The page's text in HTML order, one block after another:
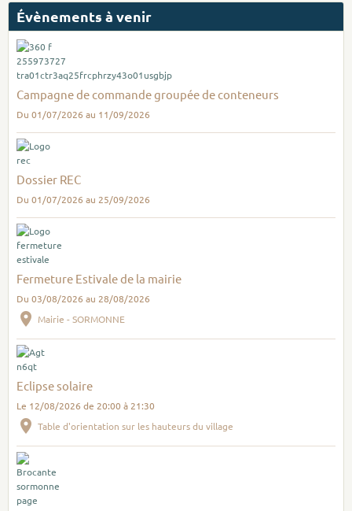
Évènements à venir
Campagne de commande groupée de conteneurs
Du 01/07/2026 au 11/09/2026
Dossier REC
Du 01/07/2026 au 25/09/2026
Fermeture Estivale de la mairie
Du 03/08/2026 au 28/08/2026
Mairie - SORMONNE
Eclipse solaire
Le 12/08/2026 de 20:00 à 21:30
Table d'orientation sur les hauteurs du village